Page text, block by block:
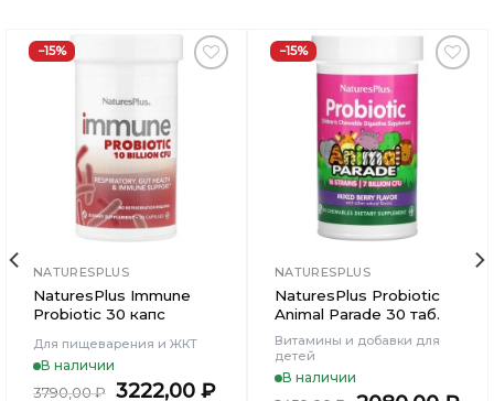
−15%
Вишлист
NATURESPLUS
NaturesPlus Immune
Probiotic 30 капс
Для пищеварения и ЖКТ
В наличии
3790,00₽ Первоначальная
3222,00 ₽Текущая
−15%
Добавить
Вишлист
NATURESPLUS
NaturesPlus Probiotic
Animal Parade 30 таб.
Витамины и добавки для
детей
В наличии